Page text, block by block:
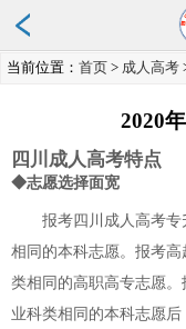
当前位置： 首页 > 成人高考
2020
四川成人高考特点
◆志愿选择面宽
报考四川成人高考
相同的本科志愿。报考
类相同的高职高专志愿
业科类相同的本科志愿后